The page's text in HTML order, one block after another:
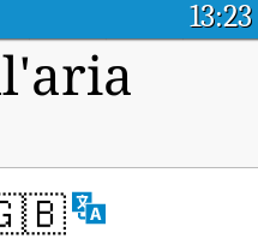
13:23